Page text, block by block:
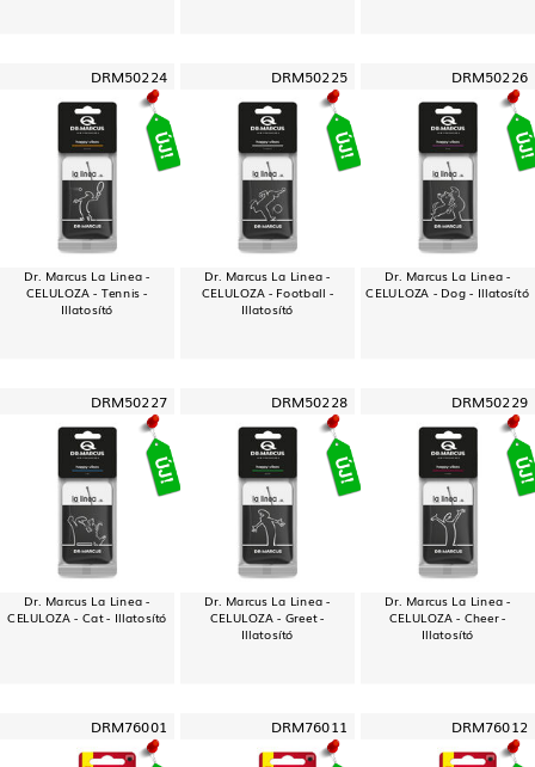
DRM50224
Dr. Marcus La Linea -
CELULOZA - Tennis -
Illatosító
DRM50225
Dr. Marcus La Linea -
CELULOZA - Football -
Illatosító
DRM50226
Dr. Marcus La Linea -
CELULOZA - Dog - Illatosító
DRM50227
Dr. Marcus La Linea -
CELULOZA - Cat - Illatosító
DRM50228
Dr. Marcus La Linea -
CELULOZA - Greet -
Illatosító
DRM50229
Dr. Marcus La Linea -
CELULOZA - Cheer -
Illatosító
DRM76001 DRM76011 DRM76012